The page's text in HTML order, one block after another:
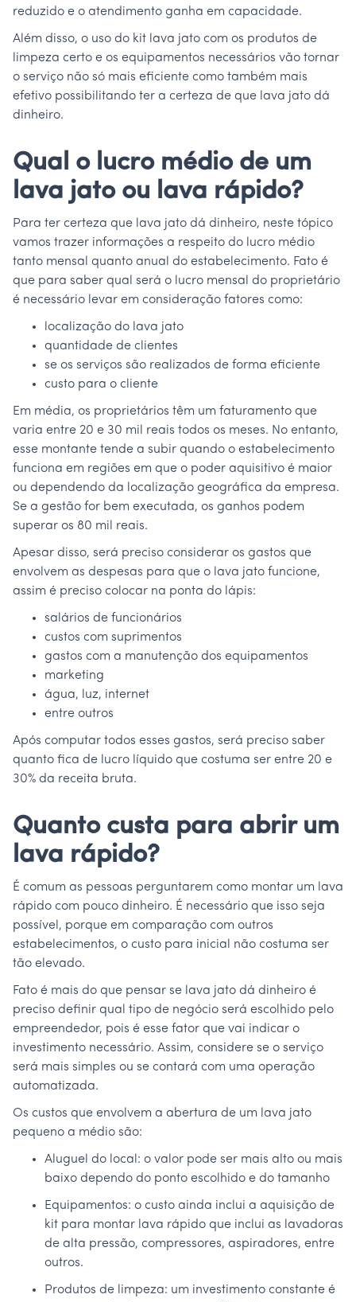
reduzido e o atendimento ganha em capacidade.
Além disso, o uso do kit lava jato com os produtos de
limpeza certo e os equipamentos necessários vão tornar
o serviço não só mais eficiente como também mais
efetivo possibilitando ter a certeza de que lava jato dá
dinheiro.
Qual o lucro médio de um
lava jato ou lava rápido?
Para ter certeza que lava jato dá dinheiro, neste tópico
vamos trazer informações a respeito do lucro médio
tanto mensal quanto anual do estabelecimento. Fato é
que para saber qual será o lucro mensal do proprietário
é necessário levar em consideração fatores como:
localização do lava jato
quantidade de clientes
se os serviços são realizados de forma eficiente
custo para o cliente
Em média, os proprietários têm um faturamento que
varia entre 20 e 30 mil reais todos os meses. No entanto,
esse montante tende a subir quando o estabelecimento
funciona em regiões em que o poder aquisitivo é maior
ou dependendo da localização geográfica da empresa.
Se a gestão for bem executada, os ganhos podem
superar os 80 mil reais.
Apesar disso, será preciso considerar os gastos que
envolvem as despesas para que o lava jato funcione,
assim é preciso colocar na ponta do lápis:
salários de funcionários
custos com suprimentos
gastos com a manutenção dos equipamentos
marketing
água, luz, internet
entre outros
Após computar todos esses gastos, será preciso saber
quanto fica de lucro líquido que costuma ser entre 20 e
30% da receita bruta.
Quanto custa para abrir um
lava rápido?
É comum as pessoas perguntarem como montar um lava
rápido com pouco dinheiro. É necessário que isso seja
possível, porque em comparação com outros
estabelecimentos, o custo para inicial não costuma ser
tão elevado.
Fato é mais do que pensar se lava jato dá dinheiro é
preciso definir qual tipo de negócio será escolhido pelo
empreendedor, pois é esse fator que vai indicar o
investimento necessário. Assim, considere se o serviço
será mais simples ou se contará com uma operação
automatizada.
Os custos que envolvem a abertura de um lava jato
pequeno a médio são:
Aluguel do local: o valor pode ser mais alto ou mais
baixo dependo do ponto escolhido e do tamanho
Equipamentos: o custo ainda inclui a aquisição de
kit para montar lava rápido que inclui as lavadoras
de alta pressão, compressores, aspiradores, entre
outros.
Produtos de limpeza: um investimento constante é